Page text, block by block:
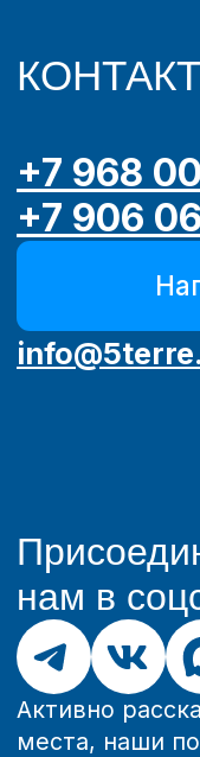
нам в
Активно
места, наши поездки